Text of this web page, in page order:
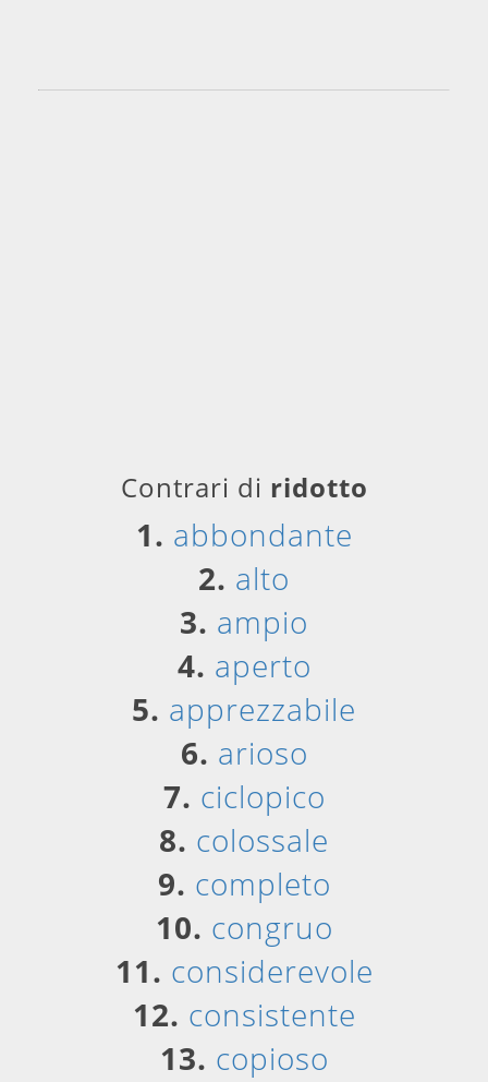
Contrari di ridotto
1. abbondante
2. alto
3. ampio
4. aperto
5. apprezzabile
6. arioso
7. ciclopico
8. colossale
9. completo
10. congruo
11. considerevole
12. consistente
13. copioso